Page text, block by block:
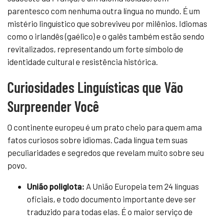
parentesco com nenhuma outra língua no mundo. É um
mistério linguístico que sobreviveu por milênios. Idiomas
como o irlandês (gaélico) e o galês também estão sendo
revitalizados, representando um forte símbolo de
identidade cultural e resistência histórica.
Curiosidades Linguísticas que Vão
Surpreender Você
O continente europeu é um prato cheio para quem ama
fatos curiosos sobre idiomas. Cada língua tem suas
peculiaridades e segredos que revelam muito sobre seu
povo.
União poliglota: A União Europeia tem 24 línguas
oficiais, e todo documento importante deve ser
traduzido para todas elas. É o maior serviço de